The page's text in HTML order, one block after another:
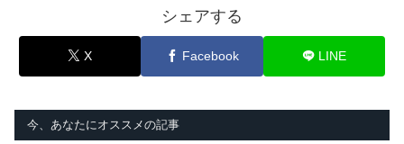
シェアする
X Facebook LINE
今、あなたにオススメの記事